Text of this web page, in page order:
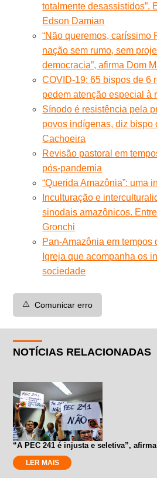
totalmente desassistidos”.
Edson Damian
“Não queremos, caríssimo
nação sem rumo, sem
democracia”, afirma Dom
COVID-19: 65 bispos de 6
pedem atenção especial à
Sínodo é resistência pela
povos indígenas, diz bispo
Cachoeira
Revisão pastoral em
pós-pandemia
“Querida Amazônia”: uma
Inculturação e
sinodais amazônicos.
Gronchi
Pan-Amazônia em tempos
Igreja que acompanha os
sociedade
⚠️ Comunicar erro
NOTÍCIAS RELACIONADAS
“A PEC 241 é injusta e seletiva”,
LER MAIS